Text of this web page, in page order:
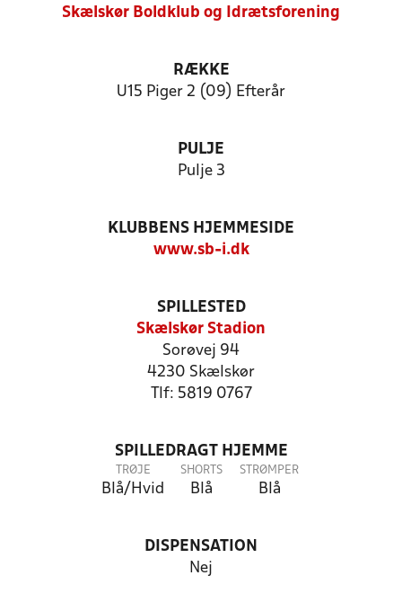
Skælskør Boldklub og Idrætsforening
RÆKKE
U15 Piger 2 (09) Efterår
PULJE
Pulje 3
KLUBBENS HJEMMESIDE
www.sb-i.dk
SPILLESTED
Skælskør Stadion
Sorøvej 94
4230 Skælskør
Tlf: 5819 0767
SPILLEDRAGT HJEMME
TRØJE
Blå/Hvid
SHORTS
Blå
STRØMPER
Blå
DISPENSATION
Nej